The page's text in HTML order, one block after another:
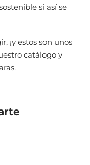
si así se
¡y estos son unos
catálogo y